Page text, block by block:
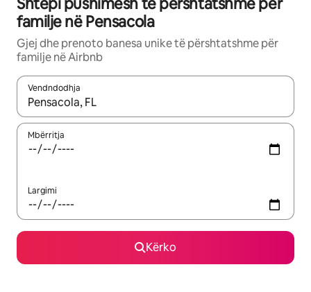
familje në Pensacola
Gjej dhe prenoto banesa unike të përshtatshme për
familje në Airbnb
Vendndodhja
Kur rezultatet të jenë të disponueshme, lëviz me butonat e
Mbërritja
Largimi
Kërko